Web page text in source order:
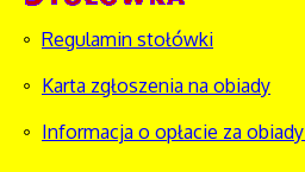
Regulamin stołówki
Karta zgłoszenia na obiady
Informacja o opłacie za obiady